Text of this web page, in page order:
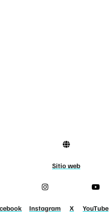
Sitio web
Instagram X YouTube